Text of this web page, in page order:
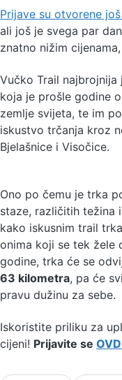
Prijave su otvorene
ali još je svega par
znatno nižim
Vučko Trail
koja je prošle godine
zemlje svijeta, te im
iskustvo trčanja kroz
Bjelašnice i Visočice.
Ono po čemu je trka
staze, različitih težina
kako iskusnim trail
onima koji se tek žele
godine, trka će se
63 kilometra, pa će
pravu dužinu za sebe.
Iskoristite priliku za
cijeni! Prijavite se